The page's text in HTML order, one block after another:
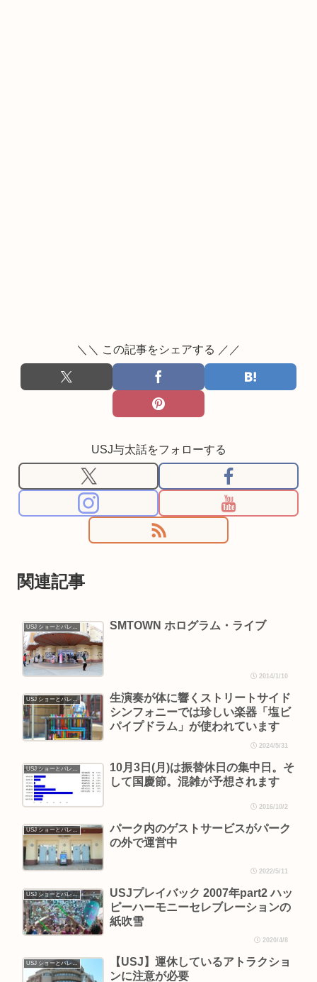
＼＼ この記事をシェアする ／／
USJ与太話をフォローする
関連記事
USJ ショーとパレード SMTOWN ホログラム・ライブ
2014/1/10
USJ ショーとパレード
生演奏が体に響くストリートサイド
シンフォニーでは珍しい楽器「塩ビ
パイプドラム」が使われています
2024/5/31
USJ ショーとパレード
10月3日(月)は振替休日の集中日。そ
して国慶節。混雑が予想されます
2016/10/2
USJ ショーとパレード
パーク内のゲストサービスがパーク
の外で運営中
2022/5/11
USJ ショーとパレード
USJプレイバック 2007年part2 ハッ
ピーハーモニーセレブレーションの
紙吹雪
2020/4/8
USJ ショーとパレード
【USJ】運休しているアトラクショ
ンに注意が必要